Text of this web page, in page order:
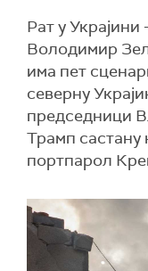
Рат у
Володимир
има пет
северну
председници
Трамп састану
портпарол